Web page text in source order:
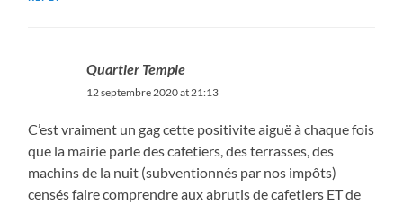
Quartier Temple
12 septembre 2020 at 21:13
C’est vraiment un gag cette positivite aiguë à chaque fois
que la mairie parle des cafetiers, des terrasses, des
machins de la nuit (subventionnés par nos impôts)
censés faire comprendre aux abrutis de cafetiers ET de